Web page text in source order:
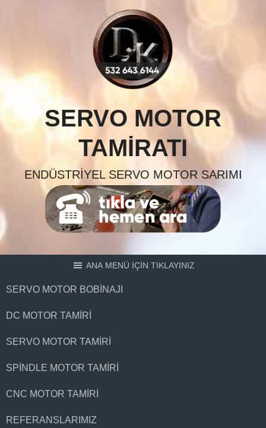
SERVO MOTOR
TAMIRATI
ENDÜSTRIYEL SERVO MOTOR SARIMI
ANA MENÜ İÇİN TIKLAYINIZ
SERVO MOTOR BOBINAJI
DC MOTOR TAMIRI
SERVO MOTOR TAMIRI
SPINDLE MOTOR TAMIRI
CNC MOTOR TAMIRI
REFERANSLARIMIZ